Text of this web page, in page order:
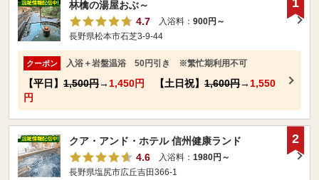
林檎の湯屋おぶ～
4.7
入浴料： 900円～
長野県松本市石芝3-9-44
クーポン 入浴＋岩盤温浴 50円引き ※繁忙期利用不可
【平日】 1,500円→ 1,450円 【土日祝】 1,600円→ 1,550
円
クア・アンド・ホテル 信州健康ランド
4.6
入浴料： 1980円～
長野県塩尻市広丘吉田366-1
2